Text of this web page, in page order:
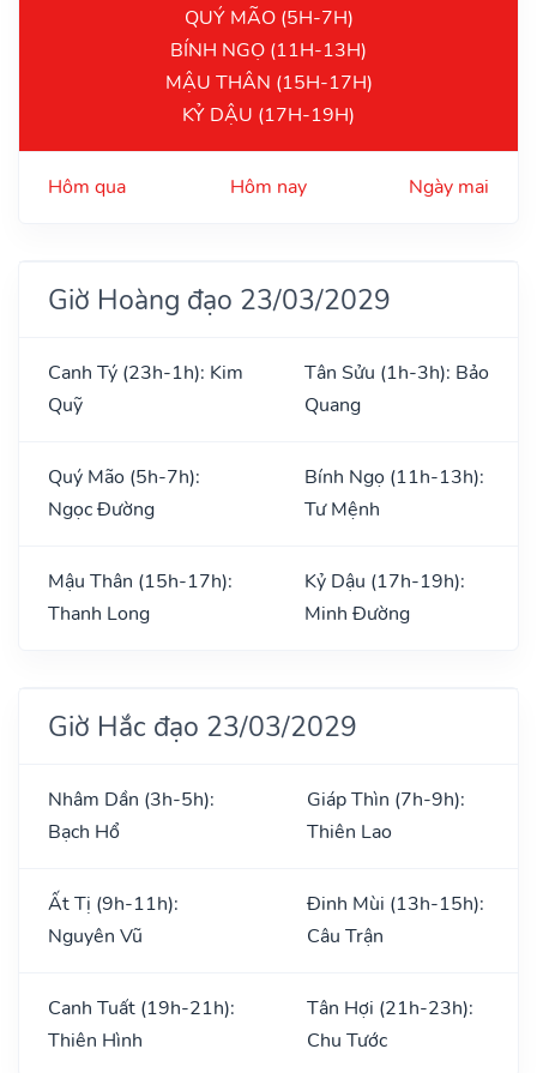
QUÝ MÃO (5H-7H)
BÍNH NGỌ (11H-13H)
MẬU THÂN (15H-17H)
KỶ DẬU (17H-19H)
Hôm qua Hôm nay Ngày mai
Giờ Hoàng đạo 23/03/2029
Canh Tý (23h-1h): Kim
Quỹ
Tân Sửu (1h-3h): Bảo
Quang
Quý Mão (5h-7h):
Ngọc Đường
Bính Ngọ (11h-13h):
Tư Mệnh
Mậu Thân (15h-17h):
Thanh Long
Kỷ Dậu (17h-19h):
Minh Đường
Giờ Hắc đạo 23/03/2029
Nhâm Dần (3h-5h):
Bạch Hổ
Giáp Thìn (7h-9h):
Thiên Lao
Ất Tị (9h-11h):
Nguyên Vũ
Đinh Mùi (13h-15h):
Câu Trận
Canh Tuất (19h-21h):
Thiên Hình
Tân Hợi (21h-23h):
Chu Tước